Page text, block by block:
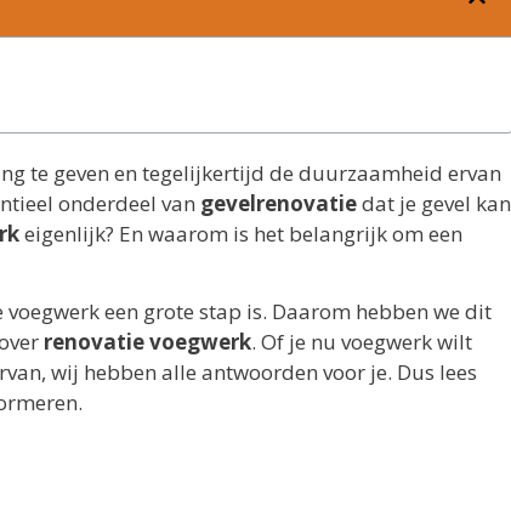
te geven en tegelijkertijd de duurzaamheid ervan
onderdeel van gevelrenovatiedat je gevel kan
eigenlijk? En waarom is het belangrijk om een
een grote stap is. Daarom hebben we dit
renovatie voegwerk. Of je nu voegwerk wilt
wij hebben alle antwoorden voor je. Dus lees